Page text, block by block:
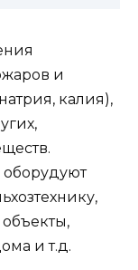
и
калия),
и т.д.